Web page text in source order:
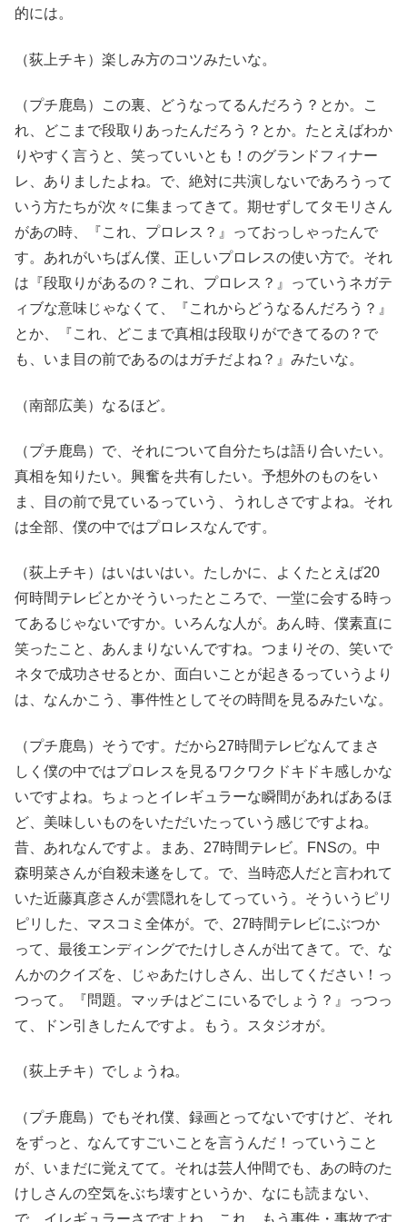
的には。
（荻上チキ）楽しみ方のコツみたいな。
（プチ鹿島）この裏、どうなってるんだろう？とか。こ
れ、どこまで段取りあったんだろう？とか。たとえばわか
りやすく言うと、笑っていいとも！のグランドフィナー
レ、ありましたよね。で、絶対に共演しないであろうって
いう方たちが次々に集まってきて。期せずしてタモリさん
があの時、『これ、プロレス？』っておっしゃったんで
す。あれがいちばん僕、正しいプロレスの使い方で。それ
は『段取りがあるの？これ、プロレス？』っていうネガテ
ィブな意味じゃなくて、『これからどうなるんだろう？』
とか、『これ、どこまで真相は段取りができてるの？で
も、いま目の前であるのはガチだよね？』みたいな。
（南部広美）なるほど。
（プチ鹿島）で、それについて自分たちは語り合いたい。
真相を知りたい。興奮を共有したい。予想外のものをい
ま、目の前で見ているっていう、うれしさですよね。それ
は全部、僕の中ではプロレスなんです。
（荻上チキ）はいはいはい。たしかに、よくたとえば20
何時間テレビとかそういったところで、一堂に会する時っ
てあるじゃないですか。いろんな人が。あん時、僕素直に
笑ったこと、あんまりないんですね。つまりその、笑いで
ネタで成功させるとか、面白いことが起きるっていうより
は、なんかこう、事件性としてその時間を見るみたいな。
（プチ鹿島）そうです。だから27時間テレビなんてまさ
しく僕の中ではプロレスを見るワクワクドキドキ感しかな
いですよね。ちょっとイレギュラーな瞬間があればあるほ
ど、美味しいものをいただいたっていう感じですよね。
昔、あれなんですよ。まあ、27時間テレビ。FNSの。中
森明菜さんが自殺未遂をして。で、当時恋人だと言われて
いた近藤真彦さんが雲隠れをしてっていう。そういうピリ
ピリした、マスコミ全体が。で、27時間テレビにぶつか
って、最後エンディングでたけしさんが出てきて。で、な
んかのクイズを、じゃあたけしさん、出してください！っ
つって。『問題。マッチはどこにいるでしょう？』っつっ
て、ドン引きしたんですよ。もう。スタジオが。
（荻上チキ）でしょうね。
（プチ鹿島）でもそれ僕、録画とってないですけど、それ
をずっと、なんてすごいことを言うんだ！っていうこと
が、いまだに覚えてて。それは芸人仲間でも、あの時のた
けしさんの空気をぶち壊すというか、なにも読まない、
で、イレギュラーさですよね。これ、もう事件・事故です